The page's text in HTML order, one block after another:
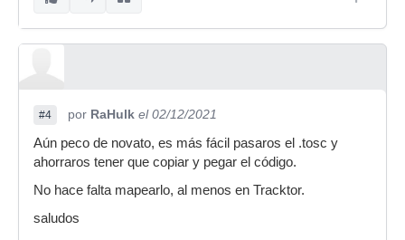
#4 por RaHulk el 02/12/2021
Aún peco de novato, es más fácil pasaros el .tosc y
ahorraros tener que copiar y pegar el código.
No hace falta mapearlo, al menos en Tracktor.
saludos